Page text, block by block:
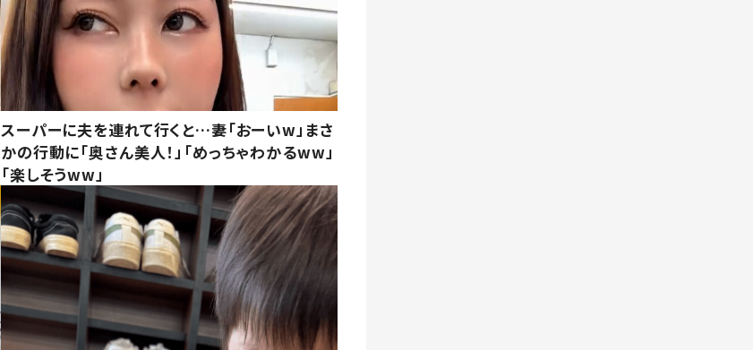
スーパーに夫を連れて行くと…妻「おーいw」まさ
かの行動に「奥さん美人！」「めっちゃわかるww」
「楽しそうww」